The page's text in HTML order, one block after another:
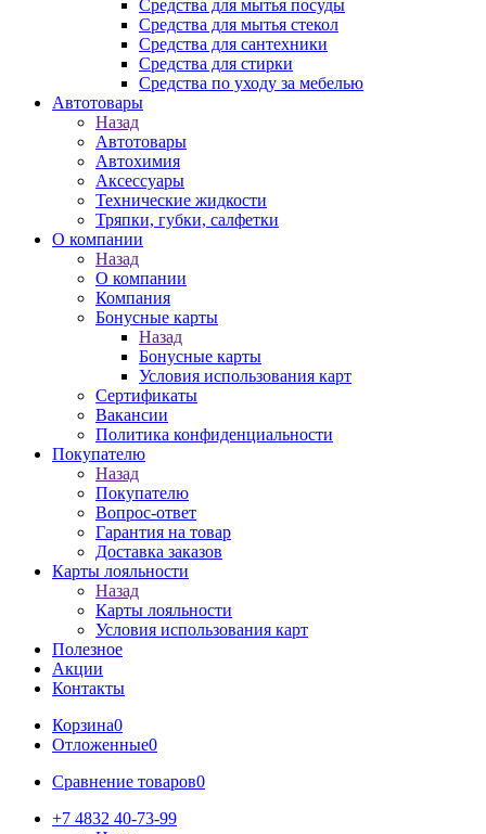
Средства для мытья посуды
Средства для мытья стекол
Средства для сантехники
Средства для стирки
Средства по уходу за мебелью
Автотовары
Назад
Автотовары
Автохимия
Аксессуары
Технические жидкости
Тряпки, губки, салфетки
О компании
Назад
О компании
Компания
Бонусные карты
Назад
Бонусные карты
Условия использования карт
Сертификаты
Вакансии
Политика конфиденциальности
Покупателю
Назад
Покупателю
Вопрос-ответ
Гарантия на товар
Доставка заказов
Карты лояльности
Назад
Карты лояльности
Условия использования карт
Полезное
Акции
Контакты
Корзина0
Отложенные0
Сравнение товаров0
+7 4832 40-73-99